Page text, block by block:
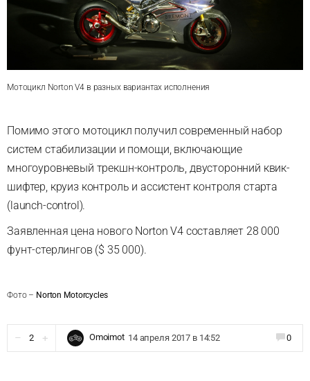
Мотоцикл Norton V4 в разных вариантах исполнения
Помимо этого мотоцикл получил современный набор
систем стабилизации и помощи, включающие
многоуровневый трекшн-контроль, двусторонний квик-
шифтер, круиз контроль и ассистент контроля старта
(launch-control).
Заявленная цена нового Norton V4 составляет 28 000
фунт-стерлингов ($ 35 000).
Фото – Norton Motorcycles
2 Omoimot 14 апреля 2017 в 14:52 0